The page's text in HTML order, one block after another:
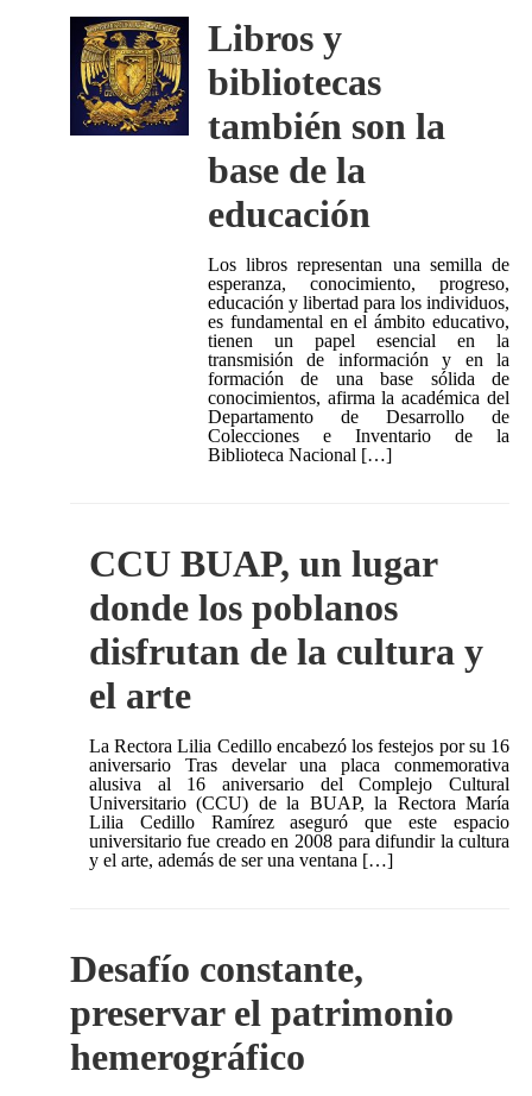
Libros y
bibliotecas
también son la
base de la
educación
Los libros representan una semilla de
esperanza, conocimiento, progreso,
educación y libertad para los individuos,
es fundamental en el ámbito educativo,
tienen un papel esencial en la
transmisión de información y en la
formación de una base sólida de
conocimientos, afirma la académica del
Departamento de Desarrollo de
Colecciones e Inventario de la
Biblioteca Nacional […]
CCU BUAP, un lugar
donde los poblanos
disfrutan de la cultura y
el arte
La Rectora Lilia Cedillo encabezó los festejos por su 16
aniversario Tras develar una placa conmemorativa
alusiva al 16 aniversario del Complejo Cultural
Universitario (CCU) de la BUAP, la Rectora María
Lilia Cedillo Ramírez aseguró que este espacio
universitario fue creado en 2008 para difundir la cultura
y el arte, además de ser una ventana […]
Desafío constante,
preservar el patrimonio
hemerográfico